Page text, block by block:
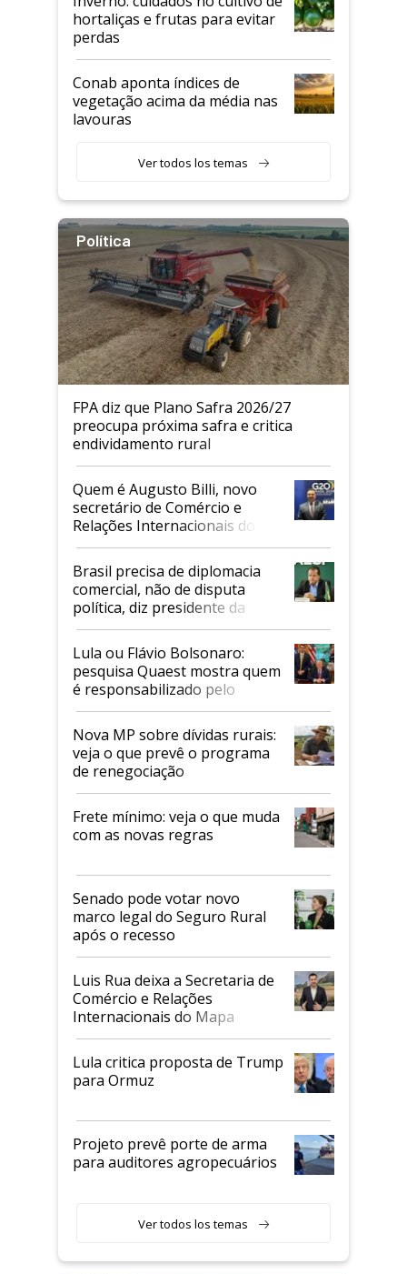
hortaliças e frutas para evitar
perdas
Conab aponta índices de
vegetação acima da média nas
lavouras
Ver todos los temas
Política
FPA diz que Plano Safra 2026/27
preocupa próxima safra e critica
endividamento rural
Quem é Augusto Billi, novo
secretário de Comércio e
Relações Internacionais do
Mapa
Brasil precisa de diplomacia
comercial, não de disputa
política, diz presidente da
Faesp
Lula ou Flávio Bolsonaro:
pesquisa Quaest mostra quem
é responsabilizado pelo
tarifaço dos EUA
Nova MP sobre dívidas rurais:
veja o que prevê o programa
de renegociação
Frete mínimo: veja o que muda
com as novas regras
Senado pode votar novo
marco legal do Seguro Rural
após o recesso
Luis Rua deixa a Secretaria de
Comércio e Relações
Internacionais do Mapa
Lula critica proposta de Trump
para Ormuz
Projeto prevê porte de arma
para auditores agropecuários
Ver todos los temas